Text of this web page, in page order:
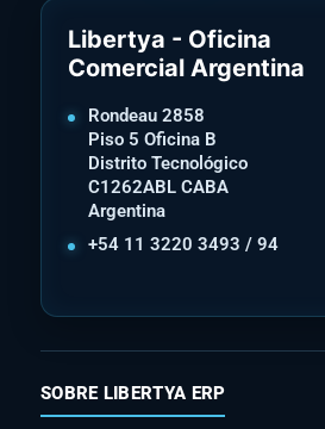
Libertya - Oficina
Comercial Argentina
Rondeau 2858
Piso 5 Oficina B
Distrito Tecnológico
C1262ABL CABA
Argentina
+54 11 3220 3493 / 94
SOBRE LIBERTYA ERP